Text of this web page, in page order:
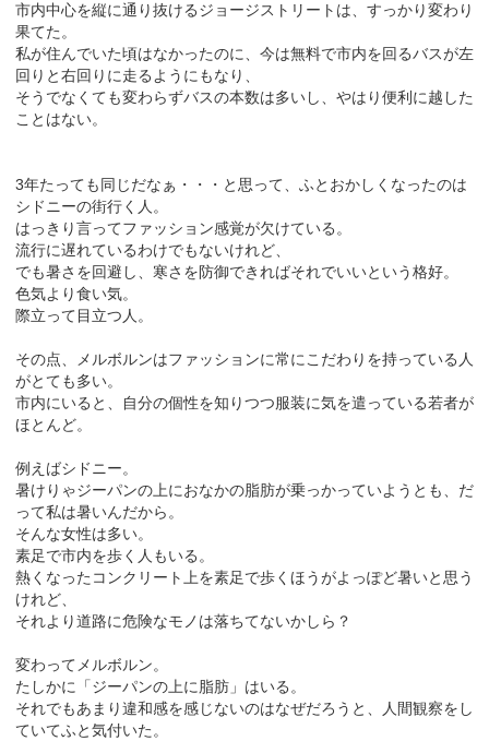
市内中心を縦に通り抜けるジョージストリートは、すっかり変わり
果てた。
私が住んでいた頃はなかったのに、今は無料で市内を回るバスが左
回りと右回りに走るようにもなり、
そうでなくても変わらずバスの本数は多いし、やはり便利に越した
ことはない。
3年たっても同じだなぁ・・・と思って、ふとおかしくなったのは
シドニーの街行く人。
はっきり言ってファッション感覚が欠けている。
流行に遅れているわけでもないけれど、
でも暑さを回避し、寒さを防御できればそれでいいという格好。
色気より食い気。
際立って目立つ人。
その点、メルボルンはファッションに常にこだわりを持っている人
がとても多い。
市内にいると、自分の個性を知りつつ服装に気を遣っている若者が
ほとんど。
例えばシドニー。
暑けりゃジーパンの上におなかの脂肪が乗っかっていようとも、だ
って私は暑いんだから。
そんな女性は多い。
素足で市内を歩く人もいる。
熱くなったコンクリート上を素足で歩くほうがよっぽど暑いと思う
けれど、
それより道路に危険なモノは落ちてないかしら？
変わってメルボルン。
たしかに「ジーパンの上に脂肪」はいる。
それでもあまり違和感を感じないのはなぜだろうと、人間観察をし
ていてふと気付いた。